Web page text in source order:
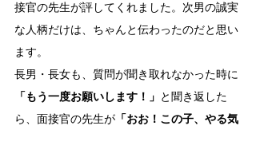
接官の先生が評してくれました。次男の誠実
な人柄だけは、ちゃんと伝わったのだと思い
ます。
長男・長女も、質問が聞き取れなかった時に
「もう一度お願いします！」 と聞き返した
ら、面接官の先生が 「おお！この子、やる気